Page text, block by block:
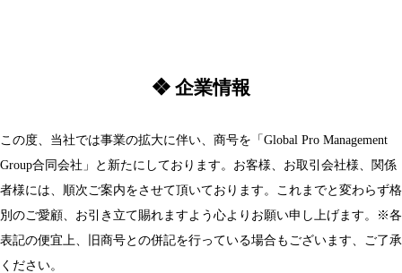
❖ 企業情報
この度、当社では事業の拡大に伴い、商号を「Global Pro Management
Group合同会社」と新たにしております。お客様、お取引会社様、関係
者様には、順次ご案内をさせて頂いております。これまでと変わらず格
別のご愛顧、お引き立て賜れますよう心よりお願い申し上げます。※各
表記の便宜上、旧商号との併記を行っている場合もございます、ご了承
ください。